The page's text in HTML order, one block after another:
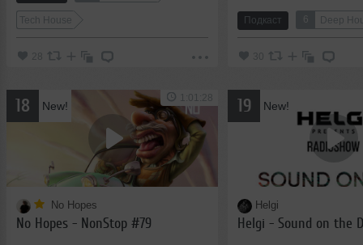
Tech House
28
Подкаст 6 Deep
30
18 New!
No Hopes
No Hopes - NonStop #79
1:01:28 19 New!
Helgi
Helgi - Sound on the